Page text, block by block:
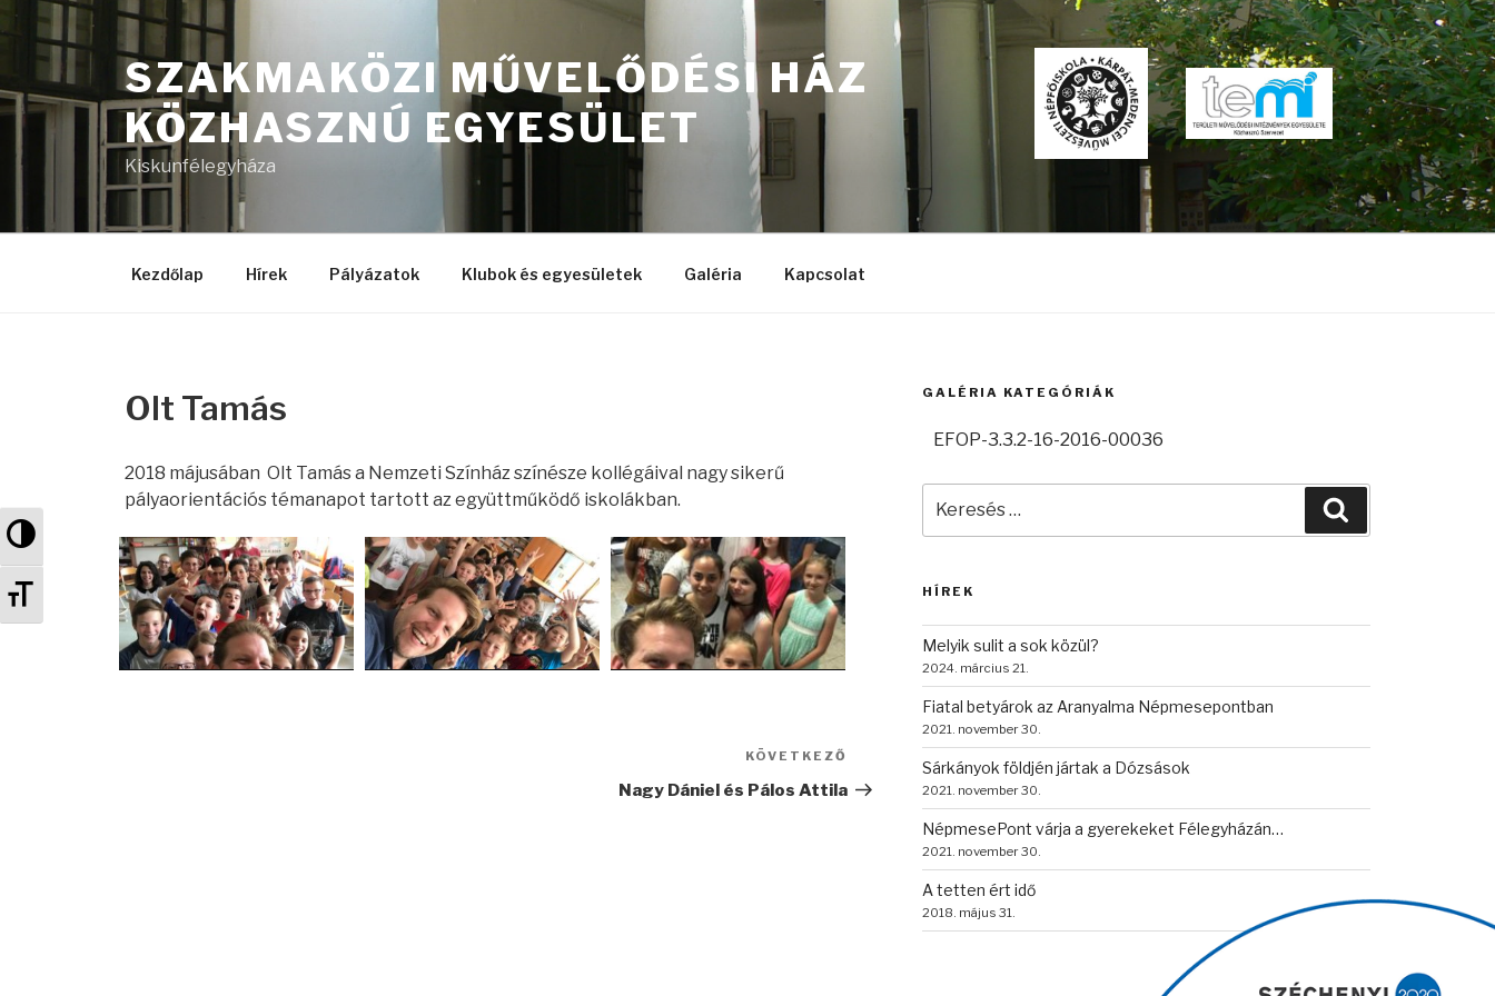
Nagy kontraszt váltása
Betűméret váltása
Tartalomhoz
SZAKMAKÖZI MŰVELŐDÉSI HÁZ
KÖZHASZNÚ EGYESÜLET
Kiskunfélegyháza
Kezdőlap Hírek Pályázatok Klubok és egyesületek Galéria Kapcsolat
Olt Tamás
2018 májusában Olt Tamás a Nemzeti Színház színésze kollégáival nagy sikerű
pályaorientációs témanapot tartott az együttműködő iskolákban.​​​​​​​​​​​​​​​​​​​​​​​​​​​​​​​​
Következő
bejegyzés
KÖVETKEZŐ
Nagy Dániel és Pálos Attila
GALÉRIA KATEGÓRIÁK
EFOP-3.3.2-16-2016-00036
HÍREK
Melyik sulit a sok közül?
2024. március 21.
Fiatal betyárok az Aranyalma Népmesepontban
2021. november 30.
Sárkányok földjén jártak a Dózsások
2021. november 30.
NépmesePont várja a gyerekeket Félegyházán…
2021. november 30.
A tetten ért idő
2018. május 31.